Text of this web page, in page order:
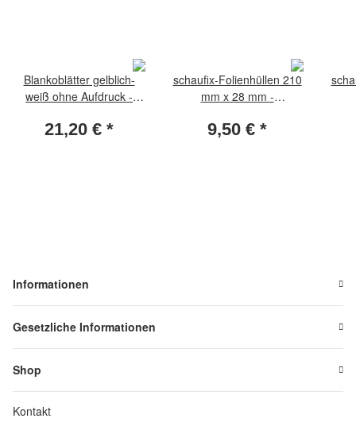
Blankoblätter gelblich-
weiß ohne Aufdruck -
21,20 € *
schaufix-Folienhüllen 210
mm x 28 mm -
25 Stück)
9,50 € *
Informationen
Gesetzliche Informationen
Shop
Kontakt